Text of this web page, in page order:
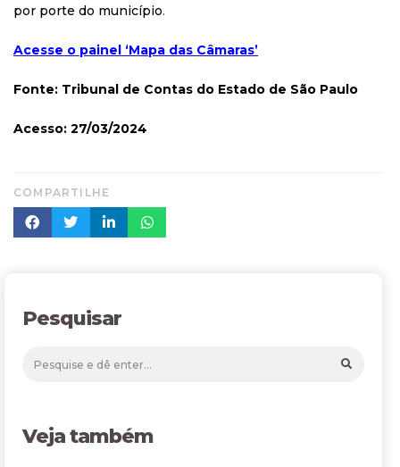
por porte do município.
Acesse o painel ‘Mapa das Câmaras’
Fonte: Tribunal de Contas do Estado de São Paulo
Acesso: 27/03/2024
COMPARTILHE
Pesquisar
Veja também